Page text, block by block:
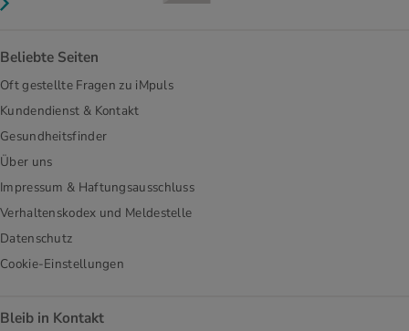
Beliebte Seiten
Oft gestellte Fragen zu iMpuls
Kundendienst & Kontakt
Gesundheitsfinder
Über uns
Impressum & Haftungsausschluss
Verhaltenskodex und Meldestelle
Datenschutz
Cookie-Einstellungen
Bleib in Kontakt